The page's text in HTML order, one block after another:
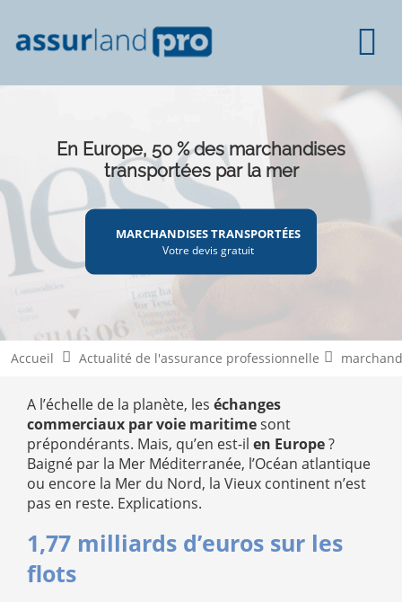
En Europe, 50 % des marchandises
transportées par la mer
MARCHANDISES TRANSPORTÉES
Votre devis gratuit
Accueil Actualité de l'assurance professionnelle
A l’échelle de la planète, les échanges
commerciaux par voie maritimesont
prépondérants. Mais, qu’en est-il en Europe?
Baigné par la Mer Méditerranée, l’Océan atlantique
ou encore la Mer du Nord, la Vieux continent n’est
pas en reste. Explications.
1,77 milliards d’euros sur les
flots